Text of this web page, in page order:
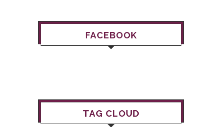
FACEBOOK
TAG CLOUD